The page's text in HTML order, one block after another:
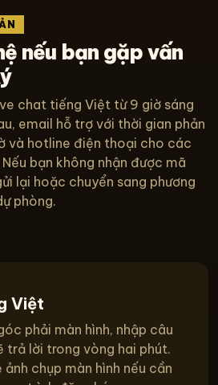
nếu bạn gặp vấn
chat tiếng Việt từ 9 giờ sáng
email hỗ trợ với thời gian phản
và hotline điện thoại cho các
bạn không nhận được mã
lại hoặc chuyển sang phương
phòng.
Việt
phải màn hình, nhập câu
trả lời trong vòng hai phút.
chụp màn hình nếu cần